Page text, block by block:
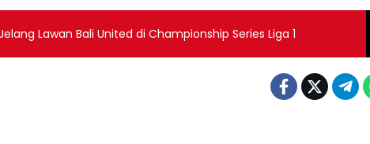
Lawan Bali United di Championship Series Liga 1